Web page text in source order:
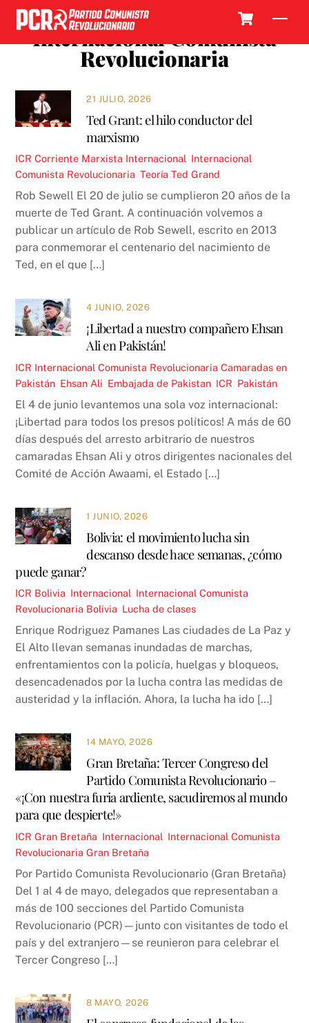
Skip
contentInternacional Comunista
Revolucionaria
21 JULIO, 2026
Ted Grant: el hilo conductor del
marxismo
ICR Corriente Marxista Internacional Internacional
Comunista Revolucionaria ,Teoría Ted Grand
Rob Sewell El 20 de julio se cumplieron 20 años de la
muerte de Ted Grant. A continuación volvemos a
publicar un artículo de Rob Sewell, escrito en 2013
para conmemorar el centenario del nacimiento de
Ted, en el que […]
4 JUNIO, 2026
¡Libertad a nuestro compañero Ehsan
Ali en Pakistán!
ICR Internacional Comunista Revolucionaria Camaradas en
Pakistán Ehsan Ali Embajada de Pakistan ICR Pakistán
El 4 de junio levantemos una sola voz internacional:
¡Libertad para todos los presos políticos! A más de 60
días después del arresto arbitrario de nuestros
camaradas Ehsan Ali y otros dirigentes nacionales del
Comité de Acción Awaami, el Estado […]
1 JUNIO, 2026
Bolivia: el movimiento lucha sin
descanso desde hace semanas, ¿cómo
puede ganar?
ICR Bolivia Internacional Internacional Comunista
Revolucionaria Bolivia Lucha de clases
Enrique Rodriguez Pamanes Las ciudades de La Paz y
El Alto llevan semanas inundadas de marchas,
enfrentamientos con la policía, huelgas y bloqueos,
desencadenados por la lucha contra las medidas de
austeridad y la inflación. Ahora, la lucha ha ido […]
14 MAYO, 2026
Gran Bretaña: Tercer Congreso del
Partido Comunista Revolucionario –
«¡Con nuestra furia ardiente, sacudiremos al mundo
para que despierte!»
ICR Gran Bretaña Internacional Internacional Comunista
Revolucionaria Gran Bretaña
Por Partido Comunista Revolucionario (Gran Bretaña)
Del 1 al 4 de mayo, delegados que representaban a
más de 100 secciones del Partido Comunista
Revolucionario (PCR)—junto con visitantes de todo el
país y del extranjero—se reunieron para celebrar el
Tercer Congreso […]
8 MAYO, 2026